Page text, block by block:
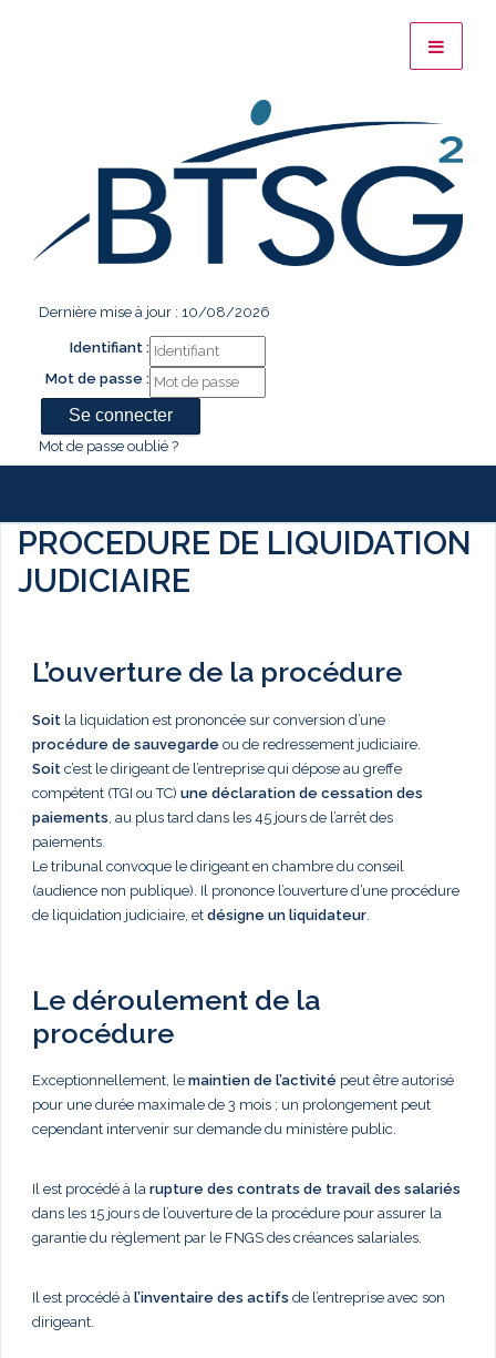
Dernière mise à jour : 10/08/2026
Identifiant :
Mot de passe :
Mot de passe oublié ?
PROCEDURE DE LIQUIDATION
JUDICIAIRE
L’ouverture de la procédure
Soit la liquidation est prononcée sur conversion d’une
procédure de sauvegarde ou de redressement judiciaire.
Soit c’est le dirigeant de l’entreprise qui dépose au greffe
compétent (TGI ou TC) une déclaration de cessation des
paiements , au plus tard dans les 45 jours de l’arrêt des
paiements.
Le tribunal convoque le dirigeant en chambre du conseil
(audience non publique). Il prononce l’ouverture d’une procédure
de liquidation judiciaire, et désigne un liquidateur
Le déroulement de la
procédure
Exceptionnellement, le maintien de l’activité peut être autorisé
pour une durée maximale de 3 mois ; un prolongement peut
cependant intervenir sur demande du ministère public.
Il est procédé à la rupture des contrats de travail des salariés
dans les 15 jours de l’ouverture de la procédure pour assurer la
garantie du règlement par le FNGS des créances salariales.
Il est procédé à l’inventaire des actifs de l’entreprise avec son
dirigeant.